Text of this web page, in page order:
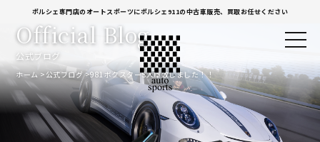
ポルシェ専門店のオートスポーツにポルシェ911の中古車販売、買取お任せください
公式ブログ
Official Blog
ホーム 公式ブログ 981ボクスターS入庫致しました！！